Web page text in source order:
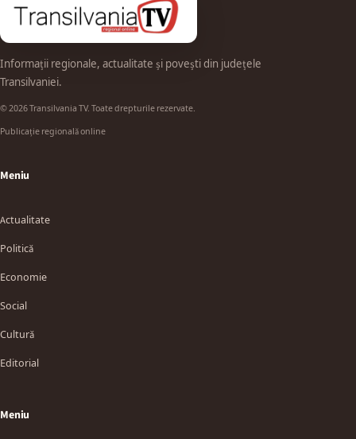
Informații regionale, actualitate și povești din județele
Transilvaniei.
© 2026 Transilvania TV. Toate drepturile rezervate.
Publicație regională online
Meniu
Actualitate
Politică
Economie
Social
Cultură
Editorial
Meniu